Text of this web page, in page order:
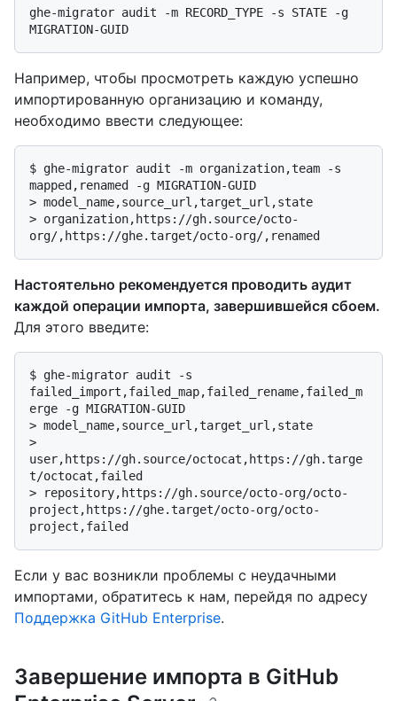
ghe-migrator audit -m RECORD_TYPE -s STATE -g
Например, чтобы просмотреть каждую успешно
импортированную организацию и команду,
необходимо ввести следующее:
$ ghe-migrator audit -m organization,team -s
mapped,renamed -g MIGRATION-GUID
> model_name,source_url,target_url,state
> organization,https://gh.source/octo-
org/,https://ghe.target/octo-org/,renamed
Настоятельно рекомендуется проводить аудит
каждой операции импорта, завершившейся сбоем.
Для этого введите:
$ ghe-migrator audit -s
failed_import,failed_map,failed_rename,failed_m
erge -g MIGRATION-GUID
> model_name,source_url,target_url,state
user,https://gh.source/octocat,https://gh.targe
t/octocat,failed
>
repository,https://gh.source/octo-org/octo-
project,https://ghe.target/octo-org/octo-
project,failed
Если у вас возникли проблемы с неудачными
импортами, обратитесь к нам, перейдя по адресу
Поддержка GitHub Enterprise.
Завершение импорта в GitHub